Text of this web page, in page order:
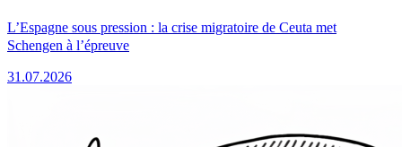
L’Espagne sous pression : la crise migratoire de Ceuta met
Schengen à l’épreuve
31.07.2026